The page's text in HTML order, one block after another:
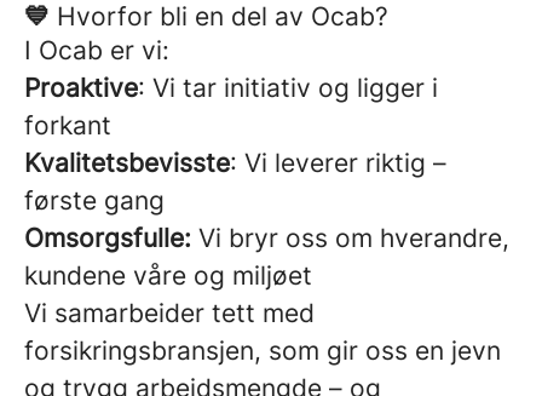
💙 Hvorfor bli en del av Ocab?
I Ocab er vi:
Proaktive: Vi tar initiativ og ligger i
forkant
Kvalitetsbevisste: Vi leverer riktig –
første gang
Omsorgsfulle: Vi bryr oss om hverandre,
kundene våre og miljøet
Vi samarbeider tett med
forsikringsbransjen, som gir oss en jevn
og trygg arbeidsmengde – og